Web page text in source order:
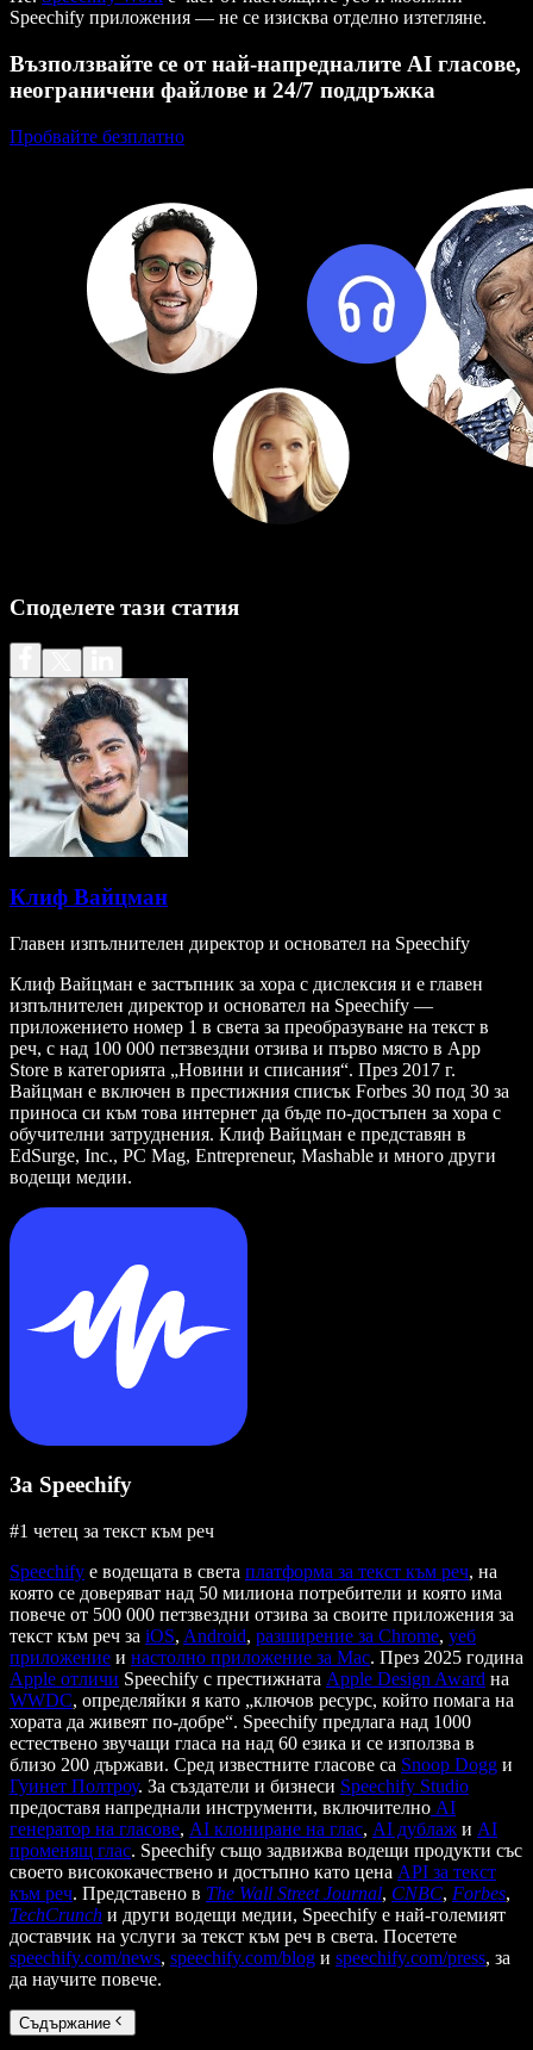
Speechify приложения — не се изисква отделно изтегляне.
Възползвайте се от най-напредналите AI гласове,
неограничени файлове и 24/7 поддръжка
Пробвайте безплатно
Споделете тази статия
Клиф Вайцман
Главен изпълнителен директор и основател на Speechify
Клиф Вайцман е застъпник за хора с дислексия и е главен
изпълнителен директор и основател на Speechify —
приложението номер 1 в света за преобразуване на текст в
реч, с над 100 000 петзвездни отзива и първо място в App
Store в категорията „Новини и списания“. През 2017 г.
Вайцман е включен в престижния списък Forbes 30 под 30 за
приноса си към това интернет да бъде по-достъпен за хора с
обучителни затруднения. Клиф Вайцман е представян в
EdSurge, Inc., PC Mag, Entrepreneur, Mashable и много други
водещи медии.
За Speechify
#1 четец за текст към реч
Speechify е водещата в света платформа за текст към реч, на
която се доверяват над 50 милиона потребители и която има
повече от 500 000 петзвездни отзива за своите приложения за
текст към реч за iOS, Android, разширение за Chrome, уеб
приложение и настолно приложение за Mac. През 2025 година
Apple отличи Speechify с престижната Apple Design Award на
WWDC, определяйки я като „ключов ресурс, който помага на
хората да живеят по-добре“. Speechify предлага над 1000
естествено звучащи гласа на над 60 езика и се използва в
близо 200 държави. Сред известните гласове са Snoop Dogg и
Гуинет Полтроу. За създатели и бизнеси Speechify Studio
предоставя напреднали инструменти, включително AI
генератор на гласове, AI клониране на глас, AI дублаж и AI
променящ глас. Speechify също задвижва водещи продукти със
своето висококачествено и достъпно като цена API за текст
към реч. Представено в The Wall Street Journal, CNBC, Forbes,
TechCrunch и други водещи медии, Speechify е най-големият
доставчик на услуги за текст към реч в света. Посетете
speechify.com/news, speechify.com/blog и speechify.com/press, за
да научите повече.
Съдържание